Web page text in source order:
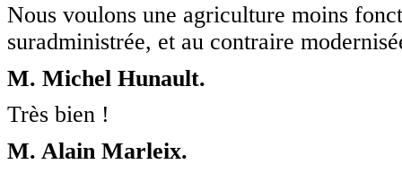
Nous voulons une agriculture moins
suradministrée, et au contraire
M. Michel Hunault.
Très bien !
M. Alain Marleix.